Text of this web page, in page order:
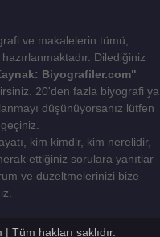
ve makalelerin tümü,
Dilediğiniz
Biyografiler.com"
20'den fazla biyografi ya
düşünüyorsanız lütfen
kim kimdir, kim nerelidir,
ettiğiniz sorulara yanıtlar
ve düzeltmelerinizi bize
hakları saklıdır.